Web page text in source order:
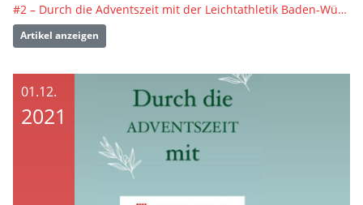
#2 – Durch die Adventszeit mit der Leichtathletik Baden-Württemberg
Artikel anzeigen
01.12.
2021